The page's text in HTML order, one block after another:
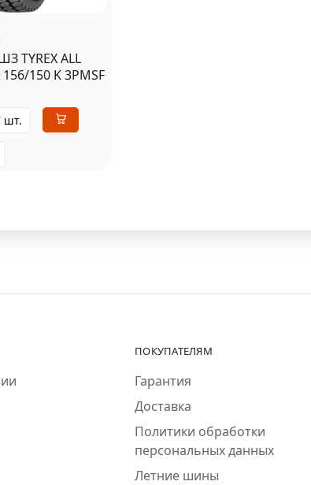
TYREX ALL
156/150 K 3PMSF
шт.
ПОКУПАТЕЛЯМ
Гарантия
Доставка
Политики обработки
персональных данных
Летние шины